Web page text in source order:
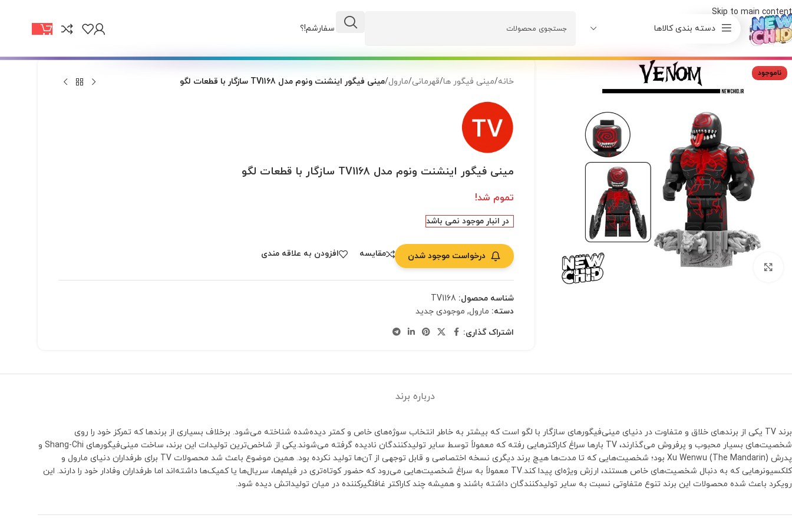
Skip to main content
دسته بندی کالاها
وضعیت سفارشم!؟
ناموجود
بزرگنمایی تصویر
خانه/مینی فیگور ها/قهرمانی/مارول/مینی فیگور اینشنت ونوم مدل TV1168 سازگار با قطعات لگو
مینی فیگور اینشنت ونوم مدل TV1168 سازگار با قطعات لگو
تموم شد!
در انبار موجود نمی باشد
درخواست موجود شدن مقایسه افزودن به علاقه مندی
شناسه محصول: TV1168
دسته: مارول, موجودی جدید
اشتراک گذاری:
درباره برند
برند TV یکی از برندهای خلاق و متفاوت در دنیای مینی‌فیگورهای سازگار با لگو است که بیشتر به خاطر انتخاب سوژه‌های خاص و کمتر دیده‌شده شناخته می‌شود. برخلاف بسیاری از برندها که تمرکز خود را روی
شخصیت‌های بسیار محبوب و پرفروش می‌گذارند، TV بارها سراغ کاراکترهایی رفته که معمولاً توسط سایر تولیدکنندگان نادیده گرفته می‌شوند.یکی از شاخص‌ترین تولیدات این برند، ساخت مینی‌فیگورهای Shang-Chi و
پدرش Xu Wenwu (The Mandarin) بود؛ شخصیت‌هایی که تا مدت‌ها هیچ برند دیگری نسخه اختصاصی و قابل توجهی از آن‌ها تولید نکرده بود. همین موضوع باعث شد محصولات TV برای طرفداران دنیای مارول و
کلکسیونرهایی که به دنبال شخصیت‌های خاص هستند، ارزش ویژه‌ای پیدا کند.TV معمولاً به سراغ شخصیت‌هایی می‌رود که حضور کوتاه‌تری در فیلم‌ها، سریال‌ها یا کمیک‌ها داشته‌اند اما طرفداران وفادار خود را دارند. این
رویکرد باعث شده محصولات این برند تنوع متفاوتی نسبت به سایر تولیدکنندگان داشته باشند و همیشه چند کاراکتر غافلگیرکننده در میان تولیداتش دیده شود.